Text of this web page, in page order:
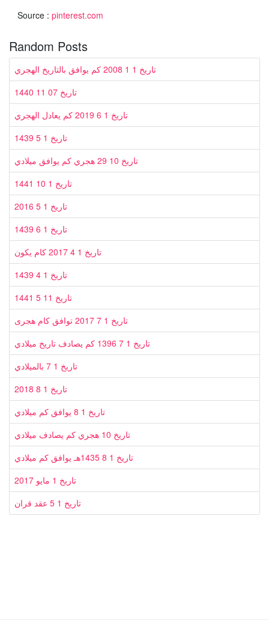
Source : pinterest.com
Random Posts
تاريخ 1 1 2008 كم يوافق بالتاريخ الهجري
تاريخ 07 11 1440
تاريخ 1 6 2019 كم يعادل الهجري
تاريخ 1 5 1439
تاريخ 10 29 هجري كم يوافق ميلادي
تاريخ 1 10 1441
تاريخ 1 5 2016
تاريخ 1 6 1439
تاريخ 1 4 2017 كام يكون
تاريخ 1 4 1439
تاريخ 11 5 1441
تاريخ 1 7 2017 توافق كام هجرى
تاريخ 1 7 1396 كم يصادف تاريخ ميلادي
تاريخ 1 7 بالميلادي
تاريخ 1 8 2018
تاريخ 1 8 يوافق كم ميلادي
تاريخ 10 هجري كم يصادف ميلادي
تاريخ 1 8 1435هـ يوافق كم ميلادي
تاريخ 1 مايو 2017
تاريخ 1 5 عقد قران